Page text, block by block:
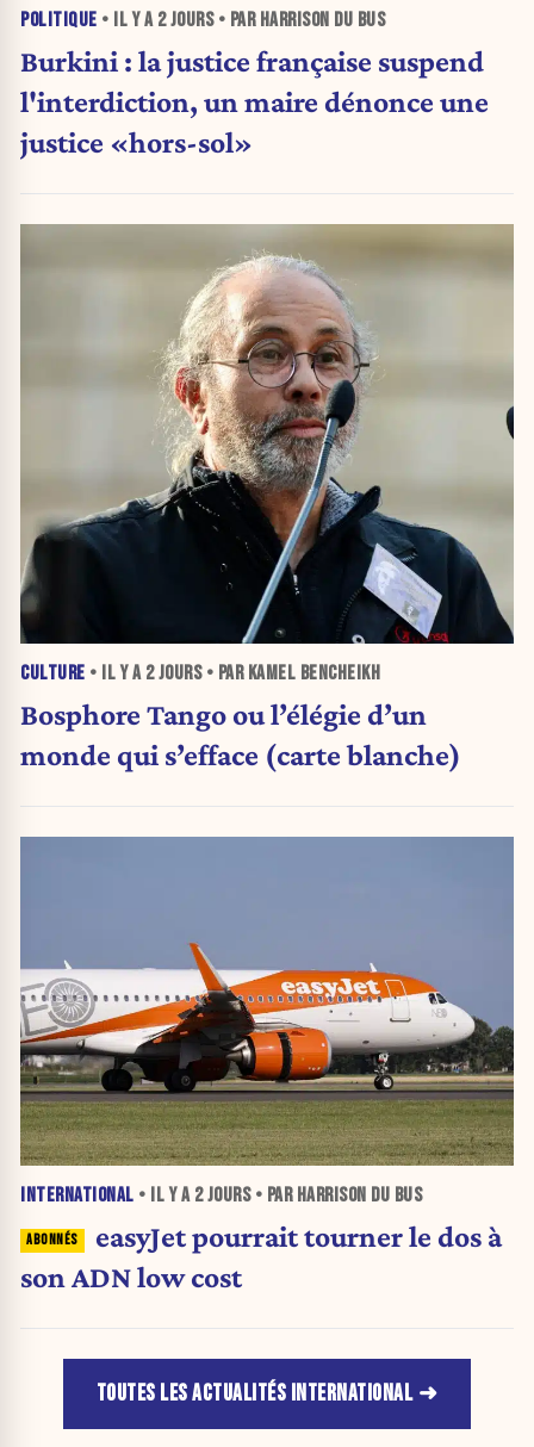
POLITIQUE • IL Y A 2 JOURS• PAR HARRISON DU BUS
Burkini : la justice française suspend
l'interdiction, un maire dénonce une
justice «hors-sol»
CULTURE • IL Y A 2 JOURS• PAR KAMEL BENCHEIKH
Bosphore Tango ou l’élégie d’un
monde qui s’efface (carte blanche)
INTERNATIONAL • IL Y A 2 JOURS• PAR HARRISON DU BUS
easyJet pourrait tourner le dos à
son ADN low cost
TOUTES LES ACTUALITÉS INTERNATIONAL